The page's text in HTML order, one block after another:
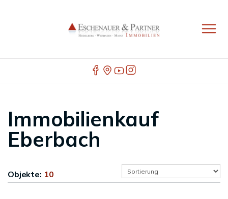
Immobilienkauf
Eberbach
Objekte: 10